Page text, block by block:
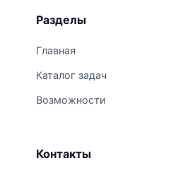
Разделы
Главная
Каталог задач
Возможности
Контакты